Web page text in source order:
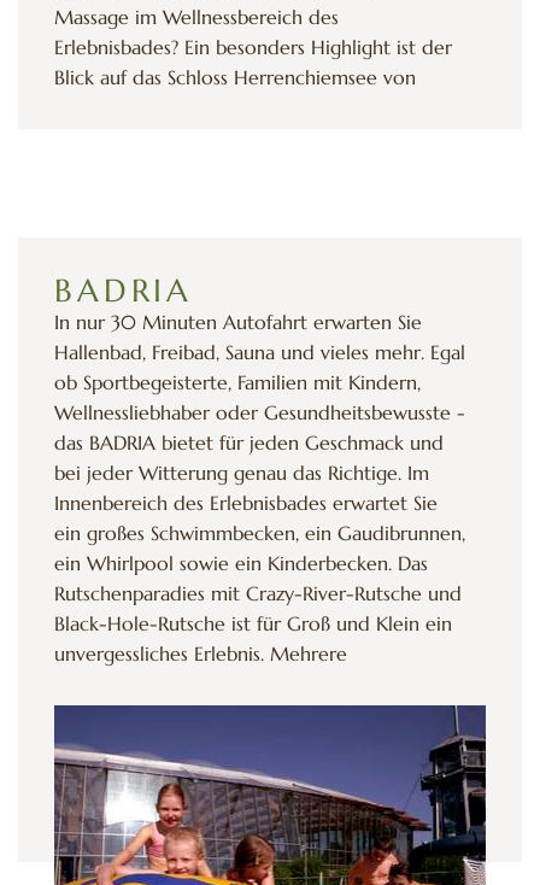
Massage im Wellnessbereich des
Erlebnisbades? Ein besonders Highlight ist der
Blick auf das Schloss Herrenchiemsee von
BADRIA
In nur 30 Minuten Autofahrt erwarten Sie
Hallenbad, Freibad, Sauna und vieles mehr. Egal
ob Sportbegeisterte, Familien mit Kindern,
Wellnessliebhaber oder Gesundheitsbewusste -
das BADRIA bietet für jeden Geschmack und
bei jeder Witterung genau das Richtige. Im
Innenbereich des Erlebnisbades erwartet Sie
ein großes Schwimmbecken, ein Gaudibrunnen,
ein Whirlpool sowie ein Kinderbecken. Das
Rutschenparadies mit Crazy-River-Rutsche und
Black-Hole-Rutsche ist für Groß und Klein ein
unvergessliches Erlebnis. Mehrere
Entspannen ein. Der Außenbereich lockt mit
Wasserspielgarten, Heißwasserbecken, Badria-
See, Bachsause (Rutsche), Spielplatz,
Grillplätzen, Minigolf, Kneipp-Becken,
Trampolinanlage und großzügigen Liege- und
Spielwiesen.